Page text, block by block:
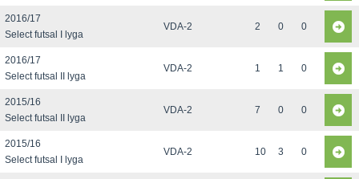
2016/17
Select futsal I lyga
VDA-2 2 0 0
2016/17
Select futsal II lyga
VDA-2 1 1 0
2015/16
Select futsal II lyga
VDA-2 7 0 0
2015/16
Select futsal I lyga
VDA-2 10 3 0